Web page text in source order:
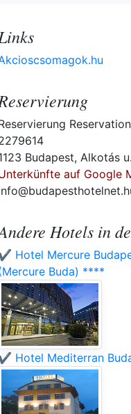
Budapest, Alkotás
auf Google
Hotels in
Hotel Mercure
Buda) ****
Hotel Mediterran